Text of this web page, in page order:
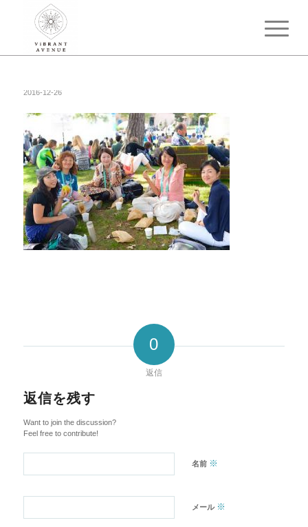
2016-12-26
0
返信
返信を残す
Want to join the discussion?
Feel free to contribute!
名前 ※
メール ※